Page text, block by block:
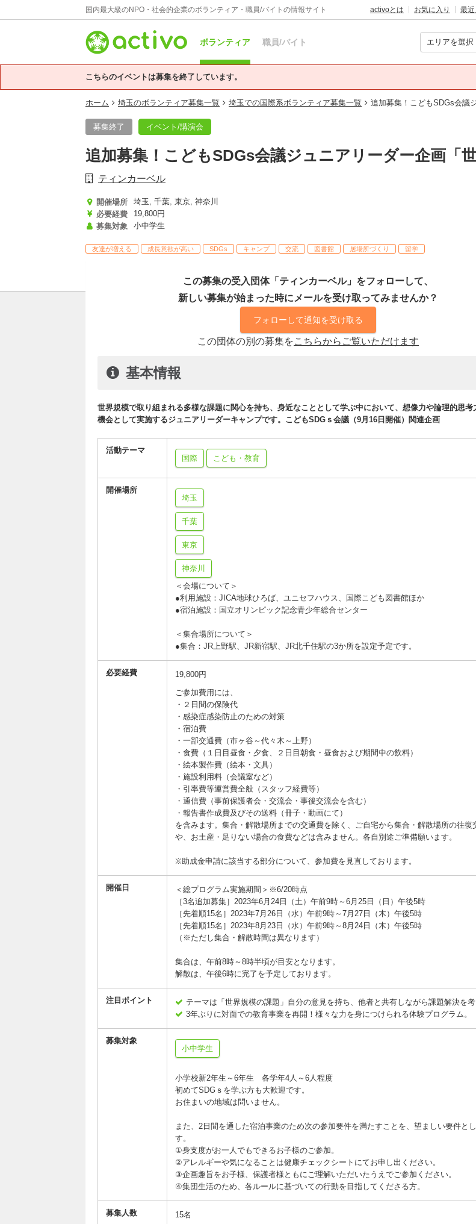
国内最大級のNPO・社会的企業のボランティア・職員/バイトの情報サイト activoとは お気に入り 最
ボランティア 職員/バイト
こちらのイベントは募集を終了しています。
ホーム 埼玉のボランティア募集一覧 埼玉での国際系ボランティア募集一覧 追加募集！こどもSDGs会議
募集終了 イベント/講演会
追加募集！こどもSDGs会議ジュニアリーダー企画「
ティンカーベル
開催場所
埼玉, 千葉, 東京, 神奈川
必要経費
19,800円
募集対象
小中学生
友達が増える 成長意欲が高い SDGs キャンプ 交流 図書館 居場所づくり 留学
この募集の受入団体「ティンカーベル」をフォローして、
新しい募集が始まった時にメールを受け取ってみませんか？
フォローして通知を受け取る
この団体の別の募集をこちらからご覧いただけます
基本情報
世界規模で取り組まれる多様な課題に関心を持ち、身近なこととして学ぶ中において、想像力や論理的思考
機会として実施するジュニアリーダーキャンプです。こどもSDGｓ会議（9月16日開催）関連企画
活動テーマ
国際
こども・教育
開催場所
埼玉
千葉
東京
神奈川
＜会場について＞
●利用施設：JICA地球ひろば、ユニセフハウス、国際こども図書館ほか
●宿泊施設：国立オリンピック記念青少年総合センター
＜集合場所について＞
●集合：JR上野駅、JR新宿駅、JR北千住駅の3か所を設定予定です。
必要経費
19,800円
ご参加費用には、
・２日間の保険代
・感染症感染防止のための対策
・宿泊費
・一部交通費（市ヶ谷～代々木～上野）
・食費（１日目昼食・夕食、２日目朝食・昼食および期間中の飲料）
・絵本製作費（絵本・文具）
・施設利用料（会議室など）
・引率費等運営費全般（スタッフ経費等）
・通信費（事前保護者会・交流会・事後交流会を含む）
・報告書作成費及びその送料（冊子・動画にて）
を含みます。集合・解散場所までの交通費を除く、ご自宅から集合・解散場所の往復
や、お土産・足りない場合の食費などは含みません。各自別途ご準備願います。
※助成金申請に該当する部分について、参加費を見直しております。
開催日
＜総プログラム実施期間＞※6/20時点
［3名追加募集］2023年6月24日（土）午前9時～6月25日（日）午後5時
［先着順15名］2023年7月26日（水）午前9時～7月27日（木）午後5時
［先着順15名］2023年8月23日（水）午前9時～8月24日（木）午後5時
（※ただし集合・解散時間は異なります）
集合は、午前8時～8時半頃が目安となります。
解散は、午後6時に完了を予定しております。
注目ポイント
テーマは「世界規模の課題」自分の意見を持ち、他者と共有しながら課題解決を考
3年ぶりに対面での教育事業を再開！様々な力を身につけられる体験プログラム。
募集対象
小中学生
小学校新2年生～6年生 各学年4人～6人程度
初めてSDGｓを学ぶ方も大歓迎です。
お住まいの地域は問いません。
また、2日間を通した宿泊事業のため次の参加要件を満たすことを、望ましい要件と
す。
①身支度がお一人でもできるお子様のご参加。
②アレルギーや気になることは健康チェックシートにてお申し出ください。
③企画趣旨をお子様、保護者様ともにご理解いただいたうえでご参加ください。
④集団生活のため、各ルールに基づいての行動を目指してくださる方。
募集人数 15名